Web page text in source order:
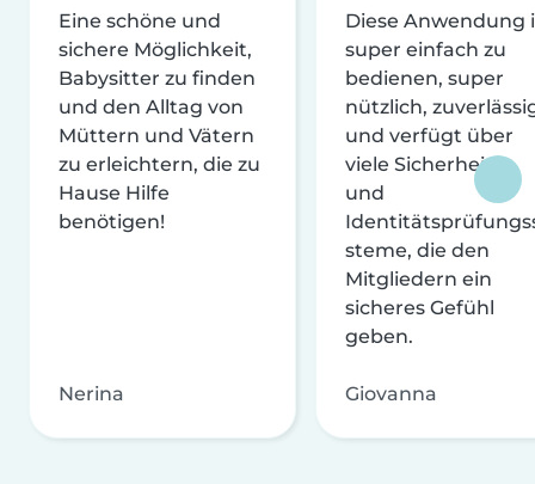
Eine schöne und
sichere Möglichkeit,
Babysitter zu finden
und den Alltag von
Müttern und Vätern
zu erleichtern, die zu
Hause Hilfe
benötigen!
Nerina
Diese Anwendung
super einfach zu
bedienen, super
nützlich,
und verfügt über
viele Sicherheits-
und
steme, die den
Mitgliedern ein
sicheres Gefühl
geben.
Giovanna